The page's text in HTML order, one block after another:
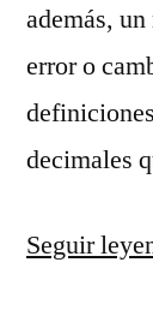
además,
error o
decimales
Seguir